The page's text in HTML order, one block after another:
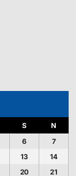
S
N
6
7
13
14
20 21